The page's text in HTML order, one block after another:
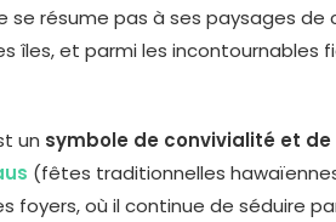
se résume pas à ses paysages
îles, et parmi les incontournables
un symbole de convivialité et
(fêtes traditionnelles
foyers, où il continue de séduire